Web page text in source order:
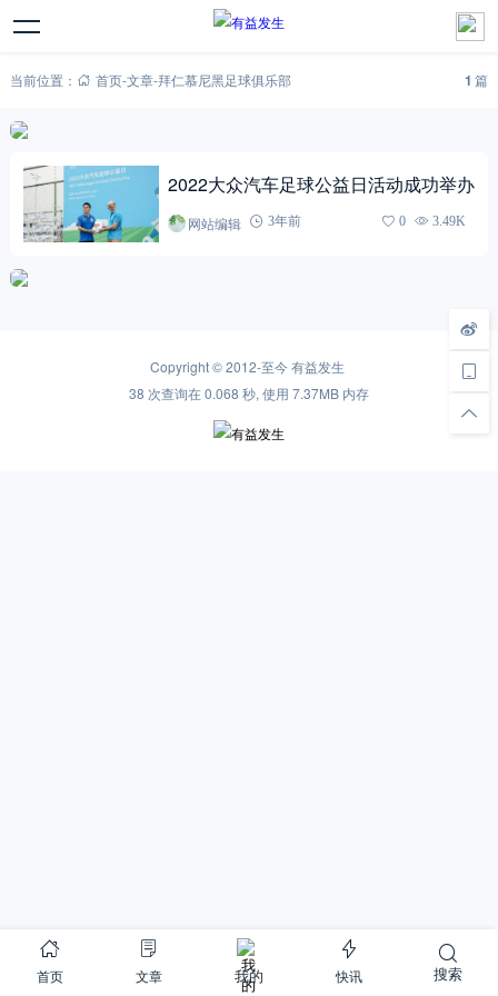
当前位置： 首页-文章-拜仁慕尼黑足球俱乐部 1 篇
2022大众汽车足球公益日活动成功举办
网站编辑 3年前 0 3.49K
Copyright © 2012-至今有益发生
38 次查询在 0.068 秒, 使用 7.37MB 内存
首页 文章 我的 快讯 搜索